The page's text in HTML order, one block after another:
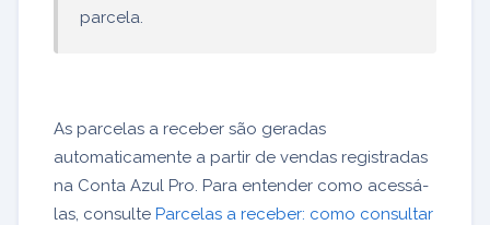
parcela.
As parcelas a receber são geradas
automaticamente a partir de vendas registradas
na Conta Azul Pro. Para entender como acessá-
las, consulte Parcelas a receber: como consultar